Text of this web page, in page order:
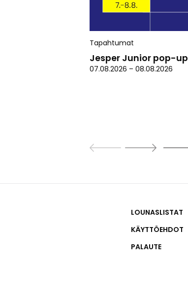
Tapahtumat
Jesper Junior pop-up
07.08.2026 – 08.08.2026
LOUNASLISTAT
KÄYTTÖEHDOT
PALAUTE